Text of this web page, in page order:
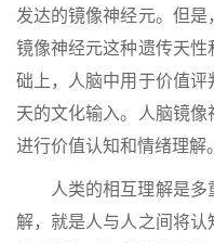
发达的镜像神经元。但
镜像神经元这种遗传天
础上，人脑中用于价值
天的文化输入。人脑镜
进行价值认知和情绪理解。
人类的相互理解是
解，就是人与人之间将